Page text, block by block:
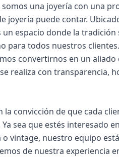
somos una joyería con una
joyería puede contar.
espacio donde la
para todos nuestros
convertirnos en un aliado
realiza con transparencia,
la convicción de que cada
sea que estés interesado
vintage, nuestro equipo
de nuestra experiencia